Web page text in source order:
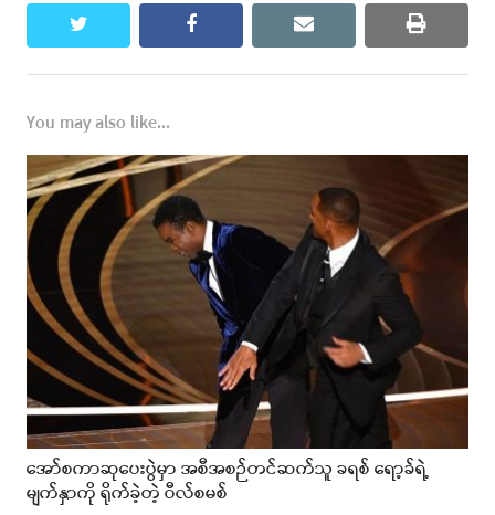
twitter facebook email print
You may also like...
အော်စကာဆုပေးပွဲမှာ အစီအစဉ်တင်ဆက်သူ ခရစ် ရော့ခ်ရဲ့
မျက်နှာကို ရိုက်ခဲ့တဲ့ ဝီလ်စမစ်